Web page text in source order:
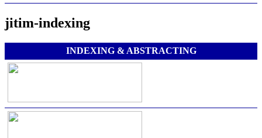
jitim-indexing
INDEXING & ABSTRACTING